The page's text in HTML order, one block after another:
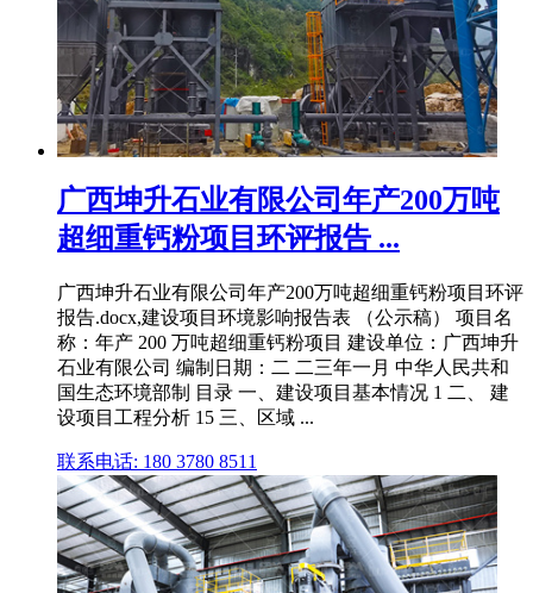
广西坤升石业有限公司年产200万吨
超细重钙粉项目环评报告 ...
广西坤升石业有限公司年产200万吨超细重钙粉项目环评
报告.docx,建设项目环境影响报告表 （公示稿） 项目名
称：年产 200 万吨超细重钙粉项目 建设单位：广西坤升
石业有限公司 编制日期：二 二三年一月 中华人民共和
国生态环境部制 目录 一、建设项目基本情况 1 二、 建
设项目工程分析 15 三、区域 ...
联系电话: 180 3780 8511